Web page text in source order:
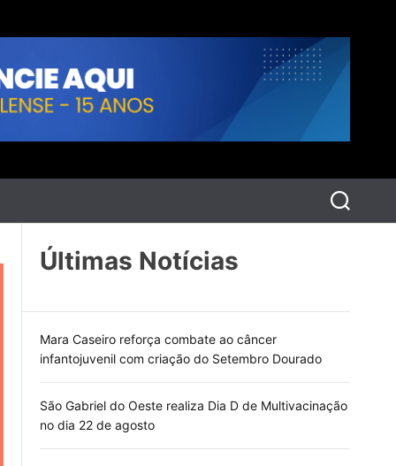
P
e
a
Últimas Notícias
Mara Caseiro reforça combate ao câncer
infantojuvenil com criação do Setembro Dourado
São Gabriel do Oeste realiza Dia D de Multivacinação
no dia 22 de agosto